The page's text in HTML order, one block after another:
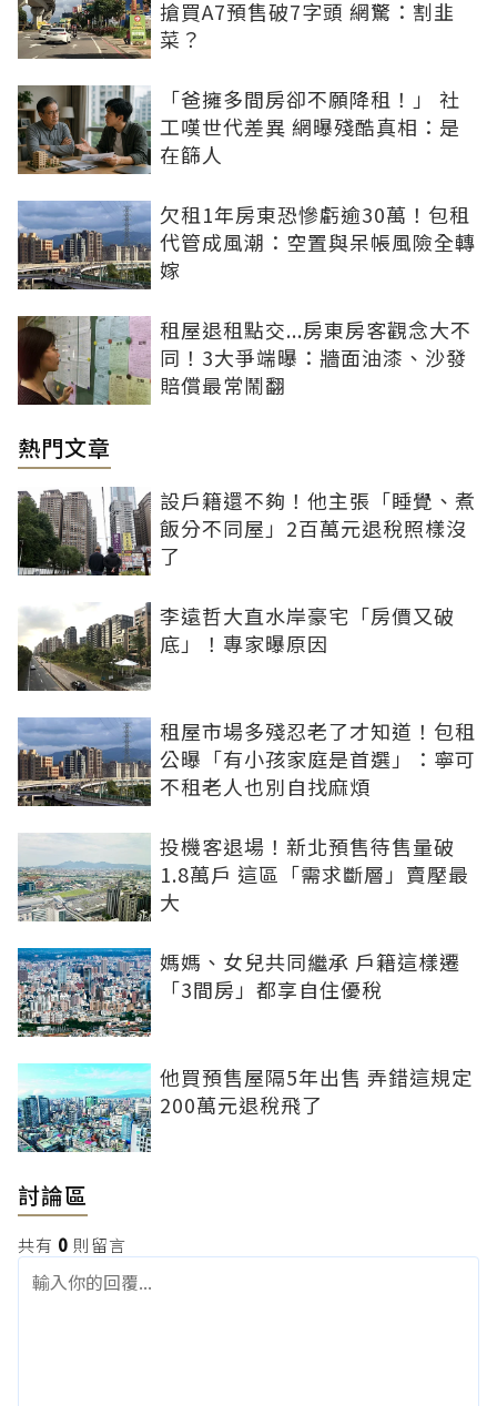
搶買A7預售破7字頭 網驚：割韭
菜？
「爸擁多間房卻不願降租！」 社
工嘆世代差異 網曝殘酷真相：是
在篩人
欠租1年房東恐慘虧逾30萬！包租
代管成風潮：空置與呆帳風險全轉
嫁
租屋退租點交...房東房客觀念大不
同！3大爭端曝：牆面油漆、沙發
賠償最常鬧翻
熱門文章
設戶籍還不夠！他主張「睡覺、煮
飯分不同屋」2百萬元退稅照樣沒
了
李遠哲大直水岸豪宅「房價又破
底」！專家曝原因
租屋市場多殘忍老了才知道！包租
公曝「有小孩家庭是首選」：寧可
不租老人也別自找麻煩
投機客退場！新北預售待售量破
1.8萬戶 這區「需求斷層」賣壓最
大
媽媽、女兒共同繼承 戶籍這樣遷
「3間房」都享自住優稅
他買預售屋隔5年出售 弄錯這規定
200萬元退稅飛了
討論區
共有 0 則留言